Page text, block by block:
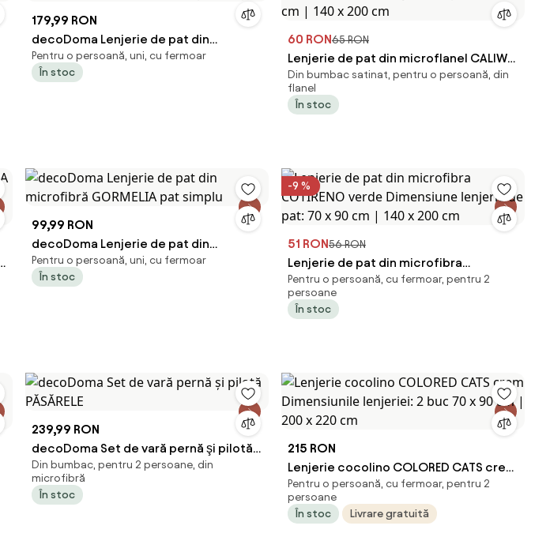
179,99 RON
decoDoma Lenjerie de pat din
microfibră MICHELLE NEW 2 pat simplu
Pentru o persoană, uni, cu fermoar
În stoc
60 RON65 RON
Lenjerie de pat din microflanel CALIWA
albă Dimensiune lenjerie de pat: 70 x
90 cm | 140 x 200 cm
Din bumbac satinat, pentru o persoană, din
flanel
În stoc
99,99 RON
decoDoma Lenjerie de pat din
microfibră GORMELIA pat simplu
Pentru o persoană, uni, cu fermoar
În stoc
-9 %
51 RON56 RON
Lenjerie de pat din microfibra
COTIRENO verde Dimensiune lenjerie
de pat: 70 x 90 cm | 140 x 200 cm
Pentru o persoană, cu fermoar, pentru 2
persoane
În stoc
239,99 RON
decoDoma Set de vară pernă şi pilotă
PĂSĂRELE
Din bumbac, pentru 2 persoane, din
microfibră
În stoc
215 RON
Lenjerie cocolino COLORED CATS crem
Dimensiunile lenjeriei: 2 buc 70 x 90 cm
| 200 x 220 cm
Pentru o persoană, cu fermoar, pentru 2
persoane
În stoc
Livrare gratuită